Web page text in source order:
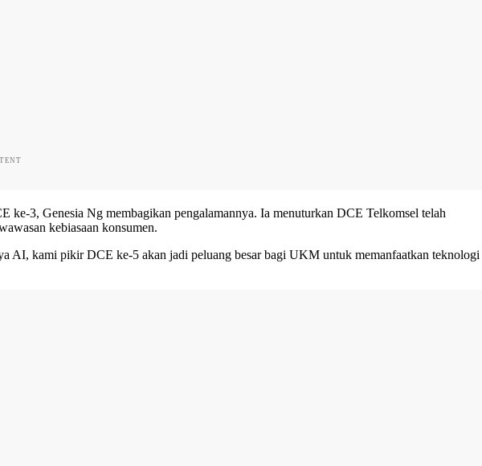
3, Genesia Ng membagikan pengalamannya. Ia menuturkan DCE Telkomsel telah
kebiasaan konsumen.
AI, kami pikir DCE ke-5 akan jadi peluang besar bagi UKM untuk memanfaatkan teknologi